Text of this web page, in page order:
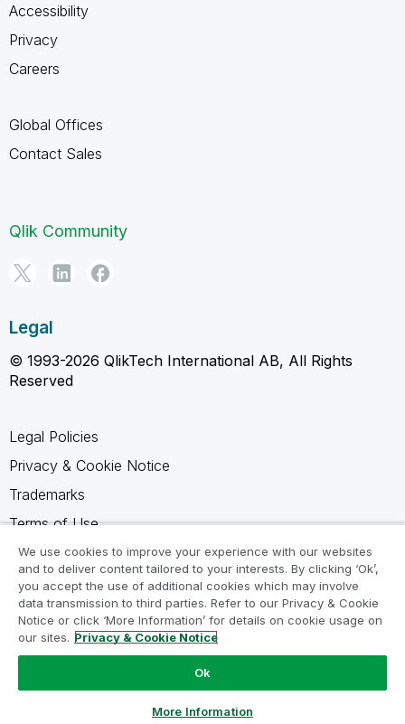
Accessibility
Privacy
Careers
Global Offices
Contact Sales
Qlik Community
Legal
© 1993-2026 QlikTech International AB, All Rights
Reserved
Legal Policies
Privacy & Cookie Notice
Trademarks
Terms of Use
Legal Agreements
Product Terms
Do not share my info
We use cookies to improve your experience with our websites
and to deliver content tailored to your interests. By clicking ‘Ok’,
you accept the use of additional cookies which may involve
data transmission to third parties. Refer to our Privacy & Cookie
Notice or click ‘More Information’ for details on cookie usage on
our sites. Privacy & Cookie Notice
Ok
More Information